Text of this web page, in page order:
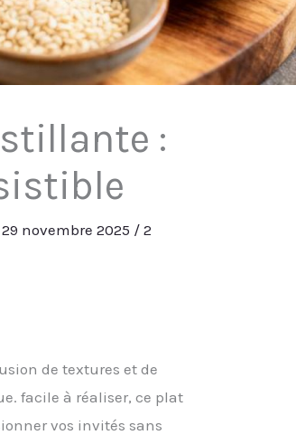
:
29 novembre 2025 /2
de textures et de
facile à réaliser, ce plat
vos invités sans